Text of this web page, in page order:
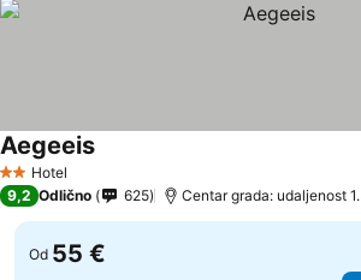
2 Zvezdice
Hotel
AegeeisPogledaj cene
9,2 Odlično 625 Centar grada: udaljenost
Od 55 €